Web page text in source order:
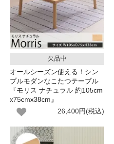
欠品中
オールシーズン使える！シン
プルモダンなこたつテーブル
『モリス ナチュラル 約105cm
x75cmx38cm』
26,400円(税込)